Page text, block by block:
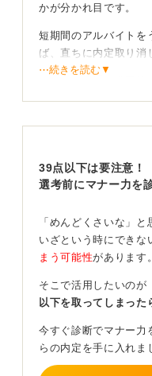
かが分かれ目です。
短期間のアルバイトを
ば、直ちに内定取り消
不安があれば書類提出
修正申告をしたことで
るリスクを負うほうが
正直に話すほうが結
を正確に伝えて信頼を
0
⋯続きを読む▼
39点以下は要注意！
選考前にマナー力を
「めんどくさいな」と
いざという時にできな
まう可能性があります。
そこで活用したいのが
以下を取ってしまった
今すぐ診断でマナー力
らの内定を手に入れま